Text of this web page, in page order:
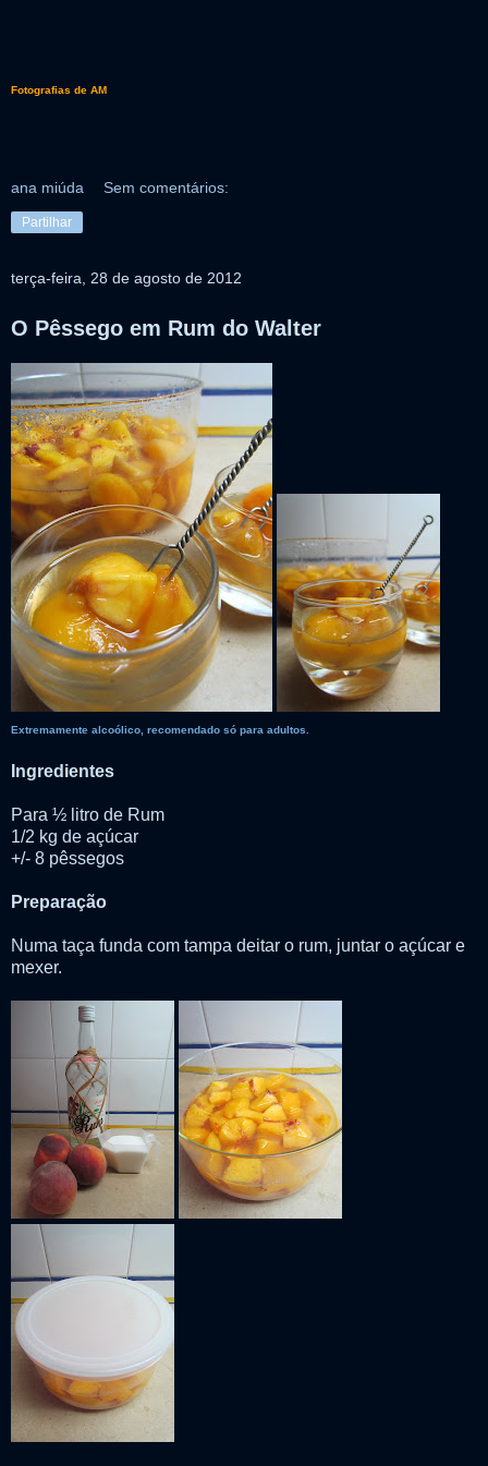
Fotografias de AM
ana miúda Sem comentários:
Partilhar
terça-feira, 28 de agosto de 2012
O Pêssego em Rum do Walter
Extremamente alcoólico, recomendado só para adultos.
Ingredientes
Para ½ litro de Rum
1/2 kg de açúcar
+/- 8 pêssegos
Preparação
Numa taça funda com tampa deitar o rum, juntar o açúcar e
mexer.